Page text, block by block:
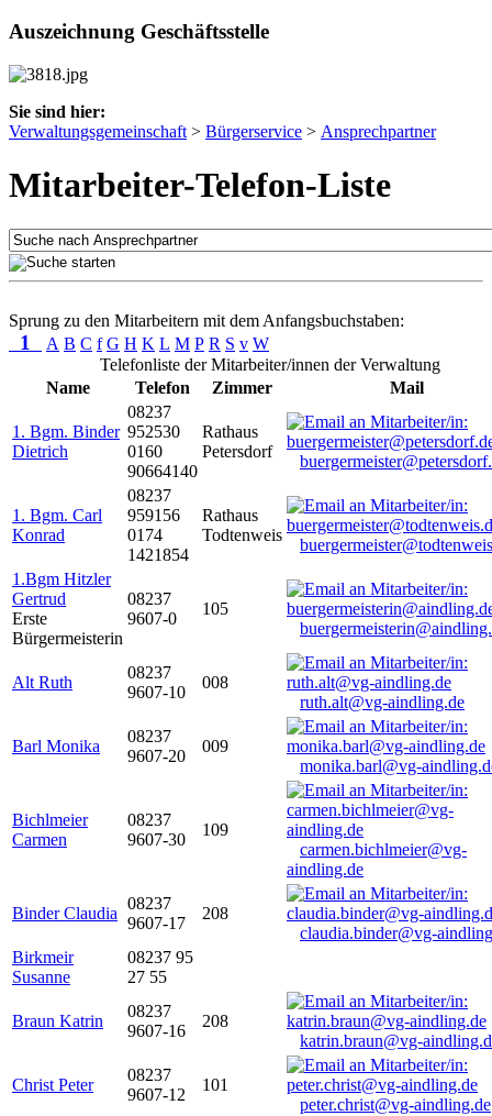
Auszeichnung Geschäftsstelle
Sie sind hier:
Verwaltungsgemeinschaft > Bürgerservice > Ansprechpartner
Mitarbeiter-Telefon-Liste
Sprung zu den Mitarbeitern mit dem Anfangsbuchstaben:
1 A B C f G H K L M P R S v W
Telefonliste der Mitarbeiter/innen der Verwaltung
Name
Telefon Zimmer Mail
1. Bgm. Binder
Dietrich
08237
952530
0160
90664140
Rathaus
Petersdorf
1. Bgm. Carl
Konrad
08237
959156
0174
1421854
Rathaus
Todtenweis
1.Bgm Hitzler
Gertrud
Erste
Bürgermeisterin
08237
9607-0
105
Alt Ruth
08237
9607-10
008
ruth.alt@vg-aindling.de
Barl Monika
08237
9607-20
009
monika.barl@vg-
Bichlmeier
Carmen
08237
9607-30
109
carmen.bichlmeier@vg-
aindling.de
Binder Claudia
08237
9607-17
208
claudia.binder@vg-
Birkmeir
Susanne
08237 95
27 55
Braun Katrin
08237
9607-16
208
katrin.braun@vg-
Christ Peter
08237
9607-12
101
peter.christ@vg-aindling.de